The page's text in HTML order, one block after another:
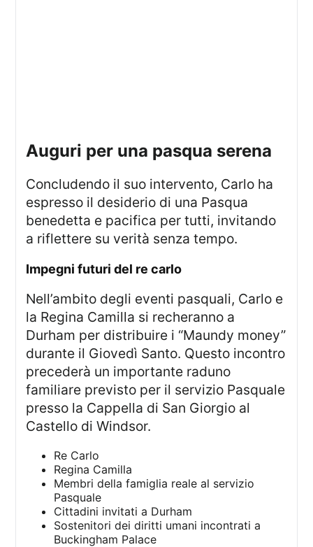
auguri per una pasqua serena
Concludendo il suo intervento, Carlo ha
espresso il desiderio di una Pasqua
benedetta e pacifica per tutti, invitando
a riflettere su verità senza tempo.
impegni futuri del re carlo
Nell’ambito degli eventi pasquali, Carlo e
la Regina Camilla si recheranno a
Durham per distribuire i “Maundy money”
durante il Giovedì Santo. Questo incontro
precederà un importante raduno
familiare previsto per il servizio Pasquale
presso la Cappella di San Giorgio al
Castello di Windsor.
Re Carlo
Regina Camilla
Membri della famiglia reale al servizio
Pasquale
Cittadini invitati a Durham
Sostenitori dei diritti umani incontrati a
Buckingham Palace